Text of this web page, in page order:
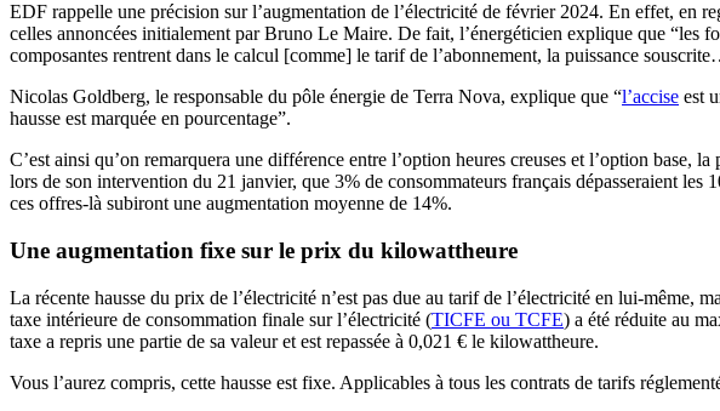
EDF rappelle une précision sur l’augmentation de l’électricité de février 2024. En effet, en
celles annoncées initialement par Bruno Le Maire. De fait, l’énergéticien explique que “les
composantes rentrent dans le calcul [comme] le tarif de l’abonnement, la puissance
Nicolas Goldberg, le responsable du pôle énergie de Terra Nova, explique que “l’accise est
hausse est marquée en pourcentage”.
C’est ainsi qu’on remarquera une différence entre l’option heures creuses et l’option
lors de son intervention du 21 janvier, que 3% de consommateurs français dépasseraient
ces offres-là subiront une augmentation moyenne de 14%.
Une augmentation fixe sur le prix du kilowattheure
La récente hausse du prix de l’électricité n’est pas due au tarif de l’électricité en lui-même,
taxe intérieure de consommation finale sur l’électricité (TICFE ou TCFE) a été réduite au
taxe a repris une partie de sa valeur et est repassée à 0,021 € le kilowattheure.
Vous l’aurez compris, cette hausse est fixe. Applicables à tous les contrats de tarifs